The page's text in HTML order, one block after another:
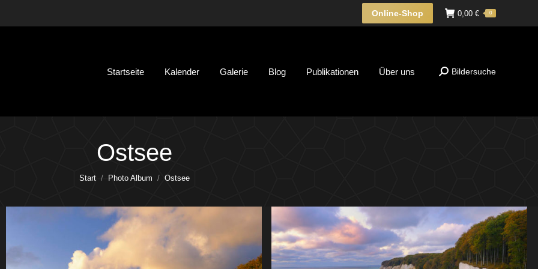
Online-Shop 0,00 € 0
Startseite Kalender Galerie Blog Publikationen Über uns Suche:
Bildersuche
Ostsee
Sie befinden sich hier:
Start Photo Album Ostsee